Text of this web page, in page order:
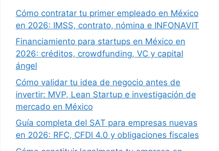
Cómo contratar tu primer empleado en México
en 2026: IMSS, contrato, nómina e INFONAVIT
Financiamiento para startups en México en
2026: créditos, crowdfunding, VC y capital
ángel
Cómo validar tu idea de negocio antes de
invertir: MVP, Lean Startup e investigación de
mercado en México
Guía completa del SAT para empresas nuevas
en 2026: RFC, CFDI 4.0 y obligaciones fiscales